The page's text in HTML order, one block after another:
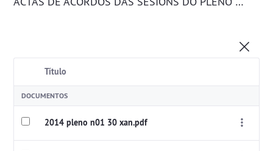
Título
DOCUMENTOS
2014 pleno n01 30 xan.pdf